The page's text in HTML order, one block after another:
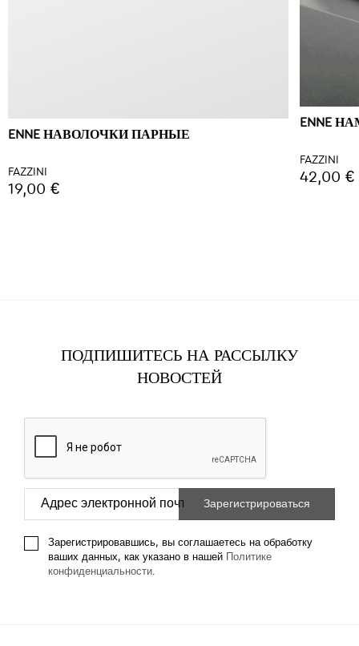
ENNE НАВОЛОЧКИ ПАРНЫЕ
FAZZINI
19,00 €
ENNE
FAZZINI
42,00 €
ПОДПИШИТЕСЬ НА РАССЫЛКУ
НОВОСТЕЙ
Зарегистрировавшись, вы соглашаетесь на обработку
ваших данных, как указано в нашей
Политике
конфиденциальности.